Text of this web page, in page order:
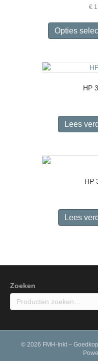
€
Opties
HP
Lees
HP
Lees
Zoeken
© 2026 FMH-Inkt –